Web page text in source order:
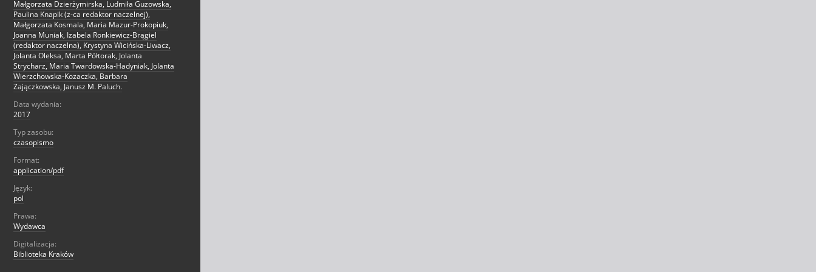
Małgorzata Dzierżymirska, Ludmiła Guzowska,
Paulina Knapik (z-ca redaktor naczelnej),
Małgorzata Kosmala, Maria Mazur-Prokopiuk,
Joanna Muniak, Izabela Ronkiewicz-Brągiel
(redaktor naczelna), Krystyna Wicińska-Liwacz,
Jolanta Oleksa, Marta Półtorak, Jolanta
Strycharz, Maria Twardowska-Hadyniak, Jolanta
Wierzchowska-Kozaczka, Barbara
Zajączkowska, Janusz M. Paluch.
Data wydania:
2017
Typ zasobu:
czasopismo
Format:
application/pdf
Język:
pol
Prawa:
Wydawca
Digitalizacja:
Biblioteka Kraków